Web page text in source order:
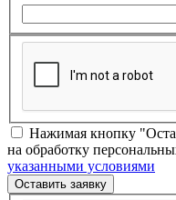
Нажимая кнопку
на обработку
указанными условиями
Оставить заявку